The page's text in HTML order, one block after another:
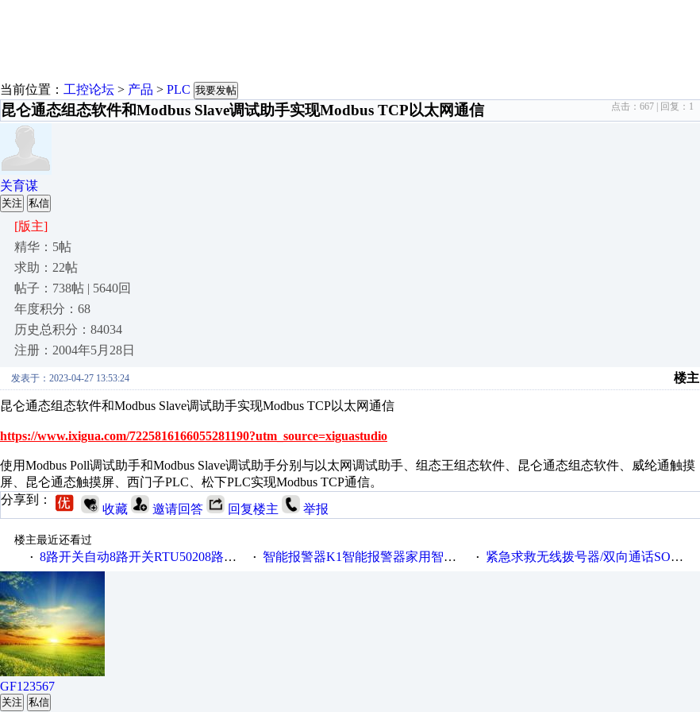
当前位置： 工控论坛 > 产品 > PLC 我要发帖
昆仑通态组态软件和Modbus Slave调试助手实现Modbus TCP以太网通信 点击： 667 | 回复： 1
关育谋
关注 私信
[版主]
精华：5帖
求助：22帖
帖子：738帖 | 5640回
年度积分：68
历史总积分：84034
注册：2004年5月28日
发表于：2023-04-27 13:53:24 楼主
昆仑通态组态软件和Modbus Slave调试助手实现Modbus TCP以太网通信
https://www.ixigua.com/7225816166055281190?utm_source=xiguastudio
使用Modbus Poll调试助手和Modbus Slave调试助手分别与以太网调试助手、组态王组态软件、昆仑通态组态软件、威纶通触摸
屏、昆仑通态触摸屏、西门子PLC、松下PLC实现Modbus TCP通信。
分享到：
收藏 邀请回答 回复楼主 举报
楼主最近还看过
· 8路开关自动8路开关RTU50208路开关金鸽RTU5021 · 智能报警器K1智能报警器家用智能报警器 · 紧急求救无线拨号器/双向通话SOS电话/远程商铺报警器/GSM独居老人呼叫器
GF123567
关注 私信